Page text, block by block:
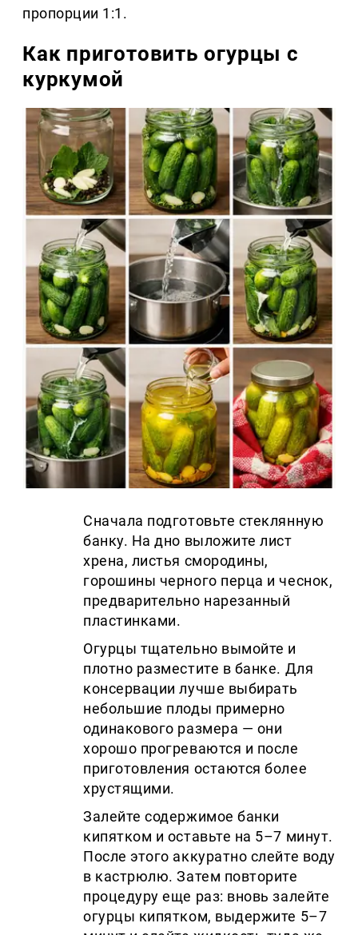
пропорции 1:1.
Как приготовить огурцы с
куркумой
Сначала подготовьте стеклянную
банку. На дно выложите лист
хрена, листья смородины,
горошины черного перца и чеснок,
предварительно нарезанный
пластинками.
Огурцы тщательно вымойте и
плотно разместите в банке. Для
консервации лучше выбирать
небольшие плоды примерно
одинакового размера — они
хорошо прогреваются и после
приготовления остаются более
хрустящими.
Залейте содержимое банки
кипятком и оставьте на 5–7 минут.
После этого аккуратно слейте воду
в кастрюлю. Затем повторите
процедуру еще раз: вновь залейте
огурцы кипятком, выдержите 5–7